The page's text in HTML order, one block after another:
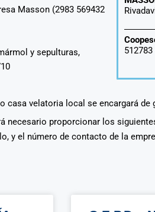
Masson (2983 569432
y sepulturas,
casa velatoria local se encargará de
necesario proporcionar los
y el número de contacto de la